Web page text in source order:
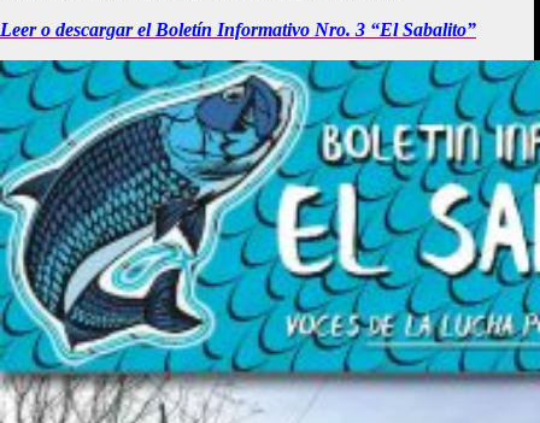
Leer o descargar el Boletín Informativo Nro. 3 “El Sabalito”